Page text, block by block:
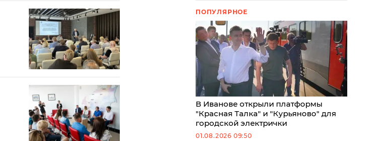
ПОПУЛЯРНОЕ
В Иванове открыли платформы
"Красная Талка" и "Курьяново" для
городской электрички
01.08.2026 09:50